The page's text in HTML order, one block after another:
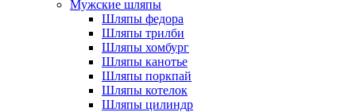
Мужские шляпы
Шляпы федора
Шляпы трилби
Шляпы хомбург
Шляпы канотье
Шляпы поркпай
Шляпы котелок
Шляпы цилиндр